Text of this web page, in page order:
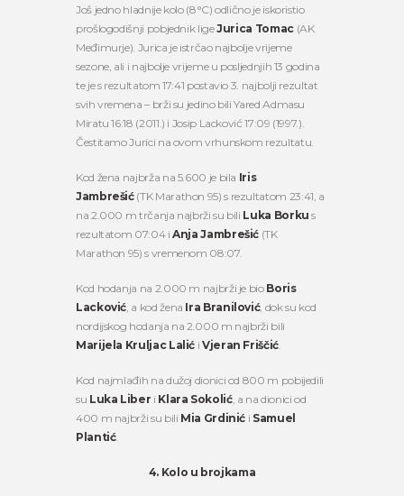
Još jedno hladnije kolo (8°C) odlično je iskoristio
prošlogodišnji pobjednik ligeJurica Tomac(AK
Međimurje). Jurica je istrčao najbolje vrijeme
sezone, ali i najbolje vrijeme u posljednjih 13 godina
te je s rezultatom 17:41 postavio 3. najbolji rezultat
svih vremena – brži su jedino bili Yared Admasu
Miratu 16:18 (2011.) i Josip Lacković 17:09 (1997.).
Čestitamo Jurici na ovom vrhunskom rezultatu.
Kod žena najbrža na 5.600 je bila Iris
Jambrešić (TK Marathon 95) s rezultatom 23:41, a
na 2.000 m trčanja najbrži su bili Luka Borku s
rezultatom 07:04 iAnja Jambrešić (TK
Marathon 95) s vremenom 08:07.
Kod hodanja na 2.000 m najbrži je bio Boris
Lacković, a kod žena Ira Branilović, dok su kod
nordijskog hodanja na 2.000 m najbrži bili
Marijela Kruljac Lalić i Vjeran Friščić.
Kod najmlađih na dužoj dionici od 800 m pobijedili
su Luka Liber i Klara Sokolić, a na dionici od
400 m najbrži su bili Mia Grdinić i Samuel
Plantić.
4. Kolo u brojkama